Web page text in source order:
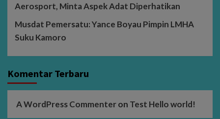
Aerosport, Minta Aspek Adat Diperhatikan
Musdat Pemersatu: Yance Boyau Pimpin LMHA
Suku Kamoro
Komentar Terbaru
A WordPress Commenteron Test Hello world!